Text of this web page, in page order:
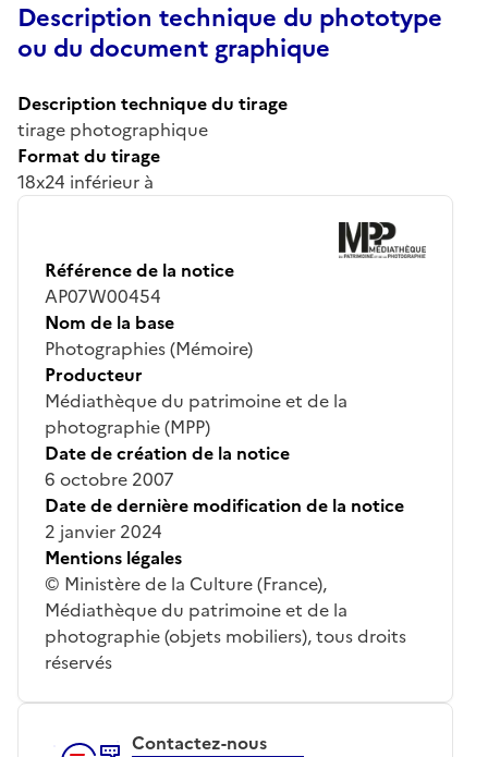
Description technique du phototype
ou du document graphique
Description technique du tirage
tirage photographique
Format du tirage
18x24 inférieur à
Référence de la notice
AP07W00454
Nom de la base
Photographies (Mémoire)
Producteur
Médiathèque du patrimoine et de la
photographie (MPP)
Date de création de la notice
6 octobre 2007
Date de dernière modification de la notice
2 janvier 2024
Mentions légales
© Ministère de la Culture (France),
Médiathèque du patrimoine et de la
photographie (objets mobiliers), tous droits
réservés
Contactez-nous